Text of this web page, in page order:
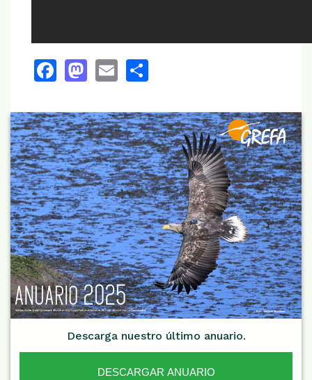
Facebook
Mastodon
Email
Descarga nuestro último anuario.
DESCARGAR ANUARIO